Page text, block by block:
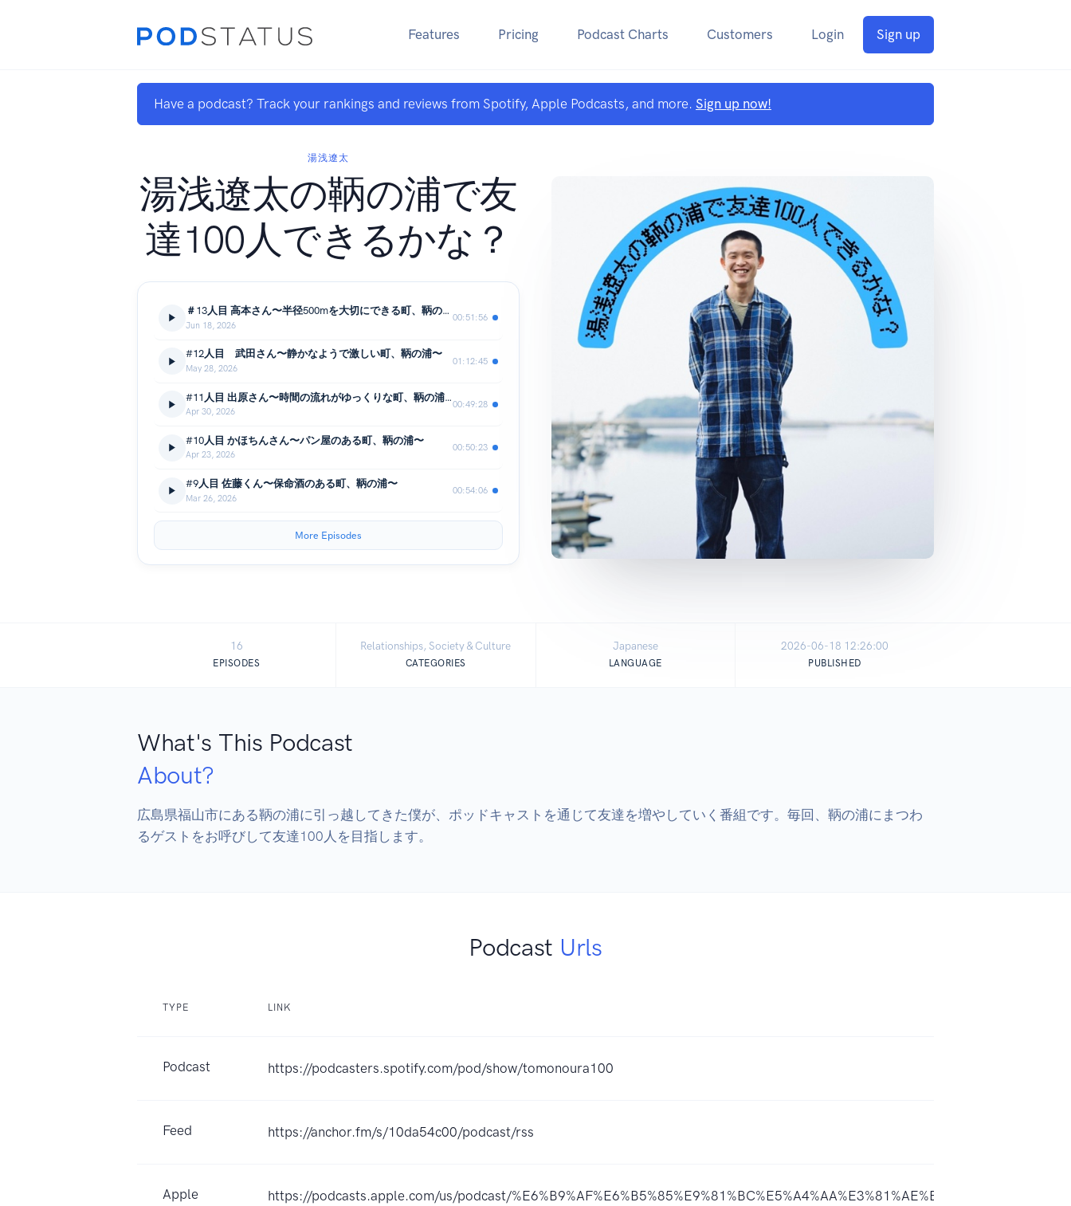
Features Pricing Podcast Charts Customers Login Sign up
Have a podcast? Track your rankings and reviews from Spotify, Apple Podcasts, and more. Sign up now!
湯浅遼太
湯浅遼太の鞆の浦で友
達100人できるかな？
＃13人目 高本さん〜半径500mを大切にできる町、鞆の浦〜
Jun 18, 2026
00:51:56
#12人目 武田さん〜静かなようで激しい町、鞆の浦〜
May 28, 2026
01:12:45
#11人目 出原さん〜時間の流れがゆっくりな町、鞆の浦〜
Apr 30, 2026
00:49:28
#10人目 かほちんさん〜パン屋のある町、鞆の浦〜
Apr 23, 2026
00:50:23
#9人目 佐藤くん〜保命酒のある町、鞆の浦〜
Mar 26, 2026
00:54:06
More Episodes
16
EPISODES
Relationships, Society & Culture
CATEGORIES
Japanese
LANGUAGE
2026-06-18 12:26:00
PUBLISHED
What's This Podcast
About?
広島県福山市にある鞆の浦に引っ越してきた僕が、ポッドキャストを通じて友達を増やしていく番組です。毎回、鞆の浦にまつわ
るゲストをお呼びして友達100人を目指します。
Podcast Urls
TYPE LINK
Podcast https://podcasters.spotify.com/pod/show/tomonoura100
Feed https://anchor.fm/s/10da54c00/podcast/rss
Apple
https://podcasts.apple.com/us/podcast/